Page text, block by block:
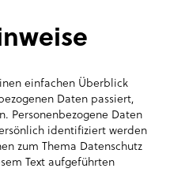
einfachen Überblick
Daten passiert,
Personenbezogene Daten
identifiziert werden
zum Thema Datenschutz
Text aufgeführten